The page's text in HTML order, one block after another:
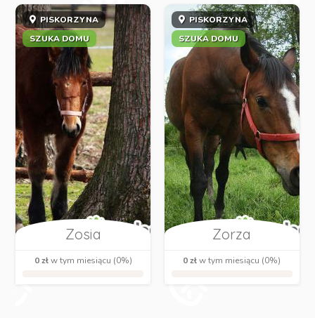
PISKORZYNA
SZUKA DOMU
Zosia
0 złw tym miesiącu (0%)
PISKORZYNA
SZUKA DOMU
Zorza
0 złw tym miesiącu (0%)